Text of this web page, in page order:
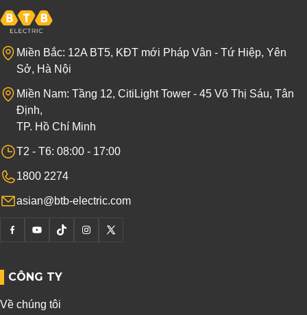
Xem tất cả
Miền Bắc: 12A BT5, KĐT mới Pháp Vân - Tứ Hiệp, Yên
Sở, Hà Nội
Miền Nam: Tầng 12, CitiLight Tower - 45 Võ Thị Sáu, Tân
Định,
TP. Hồ Chí Minh
T2 - T6: 08:00 - 17:00
1800 2274
asian@btb-electric.com
CÔNG TY
Về chúng tôi